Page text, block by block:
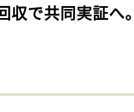
収で共同実証へ